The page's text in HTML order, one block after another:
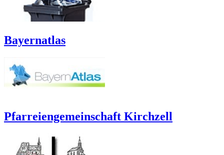
Bayernatlas
Pfarreiengemeinschaft Kirchzell